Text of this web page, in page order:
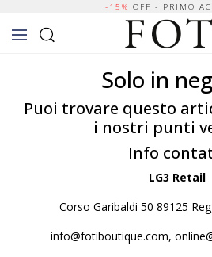
-15% OFF - PRIMO
Solo in
Puoi trovare questo
i nostri punti
Info
LG3 Retail
Corso Garibaldi 50 89125
info@fotiboutique.com,